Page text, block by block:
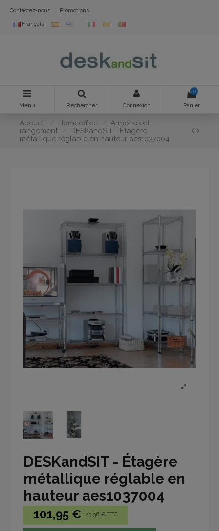
Contactez-nous Promotions
Français
Menu Rechercher Connexion
0
Panier
Accueil Homeoffice
Armoires et
rangement
DESKandSIT - Étagère
métallique réglable en hauteur aes1037004
DESKandSIT - Étagère
métallique réglable en
hauteur aes1037004
101,95 € 123.36 € TTC